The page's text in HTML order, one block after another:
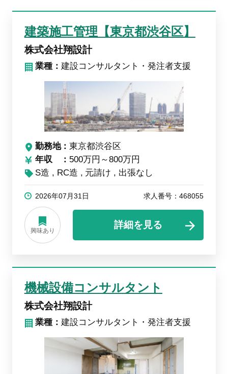
建築施工管理【東京都渋谷区】
株式会社翔設計
業種：建設コンサルタント・発注者支援
勤務地
東京都渋谷区
年収
500万円～800万円
S造
RC造 元請け 出張なし
2026年07月31日 求人番号：468055
興味あり
詳細を見る
機械設備コンサルタント
株式会社翔設計
業種：建設コンサルタント・発注者支援